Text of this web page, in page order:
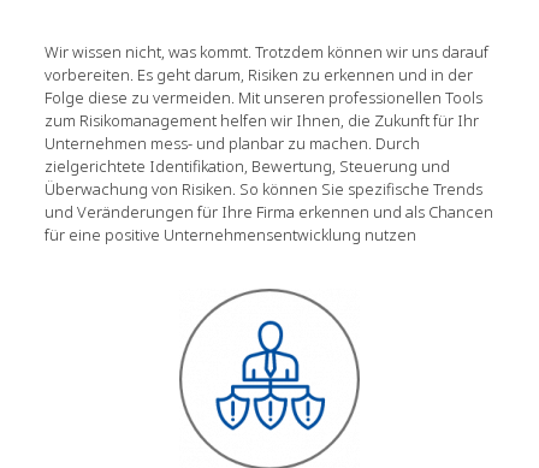
Wir wissen nicht, was kommt. Trotzdem können wir uns darauf
vorbereiten. Es geht darum, Risiken zu erkennen und in der
Folge diese zu vermeiden. Mit unseren professionellen Tools
zum Risikomanagement helfen wir Ihnen, die Zukunft für Ihr
Unternehmen mess- und planbar zu machen. Durch
zielgerichtete Identifikation, Bewertung, Steuerung und
Überwachung von Risiken. So können Sie spezifische Trends
und Veränderungen für Ihre Firma erkennen und als Chancen
für eine positive Unternehmensentwicklung nutzen